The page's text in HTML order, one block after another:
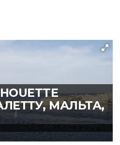
МАЛЬТА,